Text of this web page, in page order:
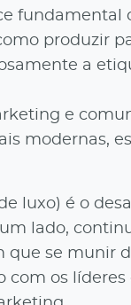
fundamental
produzir
a
e
modernas,
luxo) é o
lado,
que se munir
com os